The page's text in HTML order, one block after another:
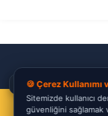
© 2026
Ben Varda! Size nasıl yardımcı
🍪 Çerez
Sitemizde kullanıcı
güvenliğini sağlamak